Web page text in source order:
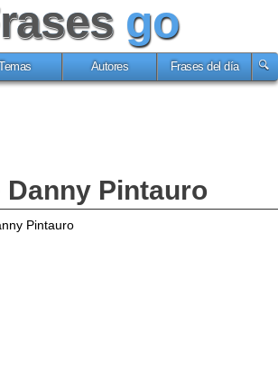
go
Temas Autores Frases del día
Danny Pintauro
Pintauro